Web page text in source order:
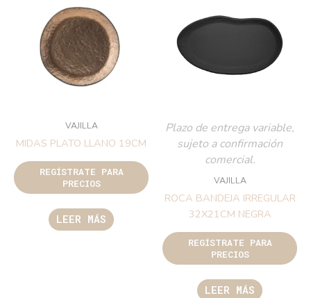
VAJILLA
MIDAS PLATO LLANO 19CM
REGÍSTRATE PARA
PRECIOS
LEER MÁS
Plazo de entrega variable,
sujeto a confirmación
comercial.
VAJILLA
ROCA BANDEJA IRREGULAR
32X21CM NEGRA
REGÍSTRATE PARA
PRECIOS
LEER MÁS